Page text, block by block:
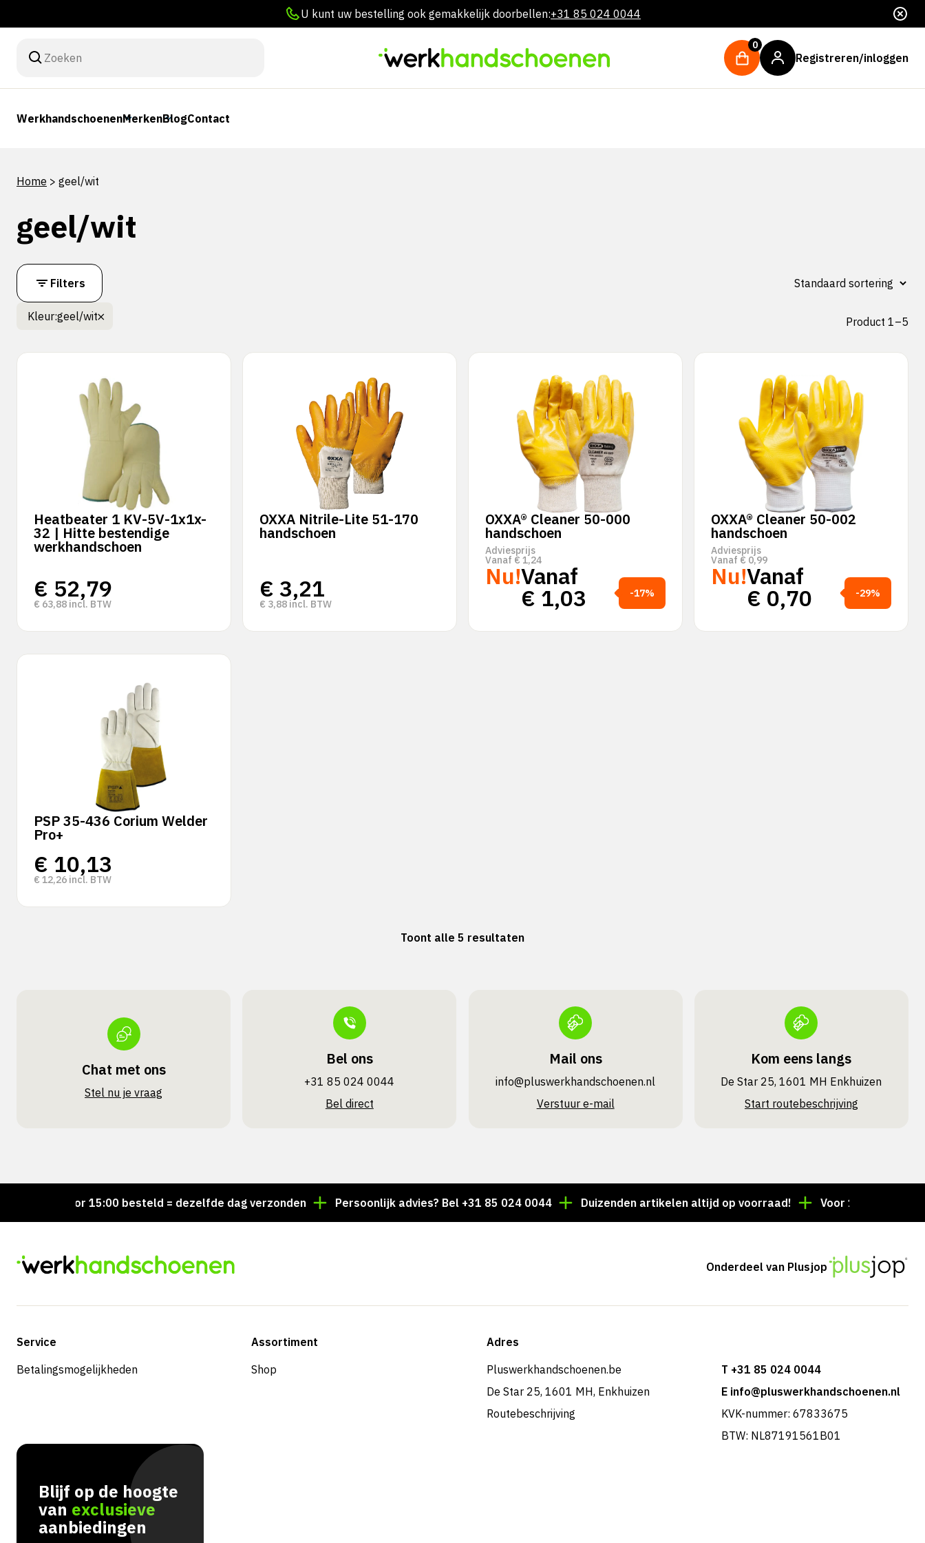
U kunt uw bestelling ook gemakkelijk doorbellen:+31 85 024 0044
0
Registreren/inloggen
WerkhandschoenenMerkenBlogContact
Home > geel/wit
geel/wit
Filters
Kleur:geel/wit Product 1–5
Heatbeater 1 KV-5V-1x1x-
32 | Hitte bestendige
werkhandschoen
€ 52,79
€ 63,88 incl. BTW
OXXA Nitrile-Lite 51-170
handschoen
€ 3,21
€ 3,88 incl. BTW
OXXA® Cleaner 50-000
handschoen
Adviesprijs
Vanaf € 1,24
Nu!Vanaf
€ 1,03 -17%
OXXA® Cleaner 50-002
handschoen
Adviesprijs
Vanaf € 0,99
Nu!Vanaf
€ 0,70 -29%
PSP 35-436 Corium Welder
Pro+
€ 10,13
€ 12,26 incl. BTW
Toont alle 5 resultaten
Chat met ons
Stel nu je vraag
Bel ons
+31 85 024 0044
Bel direct
Mail ons
info@pluswerk­handschoenen.nl
Verstuur e-mail
Kom eens langs
De Star 25, 1601 MH Enkhuizen
Start routebeschrijving
Voor 15:00 besteld = dezelfde dag verzonden Persoonlijk advies? Bel +31 85 024 0044 Duizenden artikelen altijd op voorraad! Voor 15:00 besteld =
Onderdeel van Plusjop
Service
Betalingsmogelijkheden
Assortiment
Shop
Adres
Pluswerkhandschoenen.be
De Star 25, 1601 MH, Enkhuizen
Routebeschrijving
T +31 85 024 0044
E info@pluswerkhandschoenen.nl
KVK-nummer: 67833675
BTW: NL87191561B01
Blijf op de hoogte
van exclusieve
aanbiedingen